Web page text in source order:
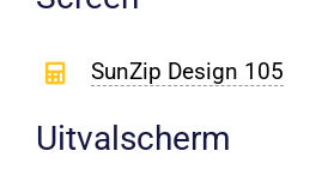
SunZip Design 105
Uitvalscherm